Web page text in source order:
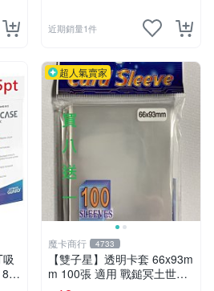
近期銷量1件
超人氣賣家
魔卡商行 4733
【雙子星】透明卡套 66x93m
m 100張 適用 戰鎚冥土世界